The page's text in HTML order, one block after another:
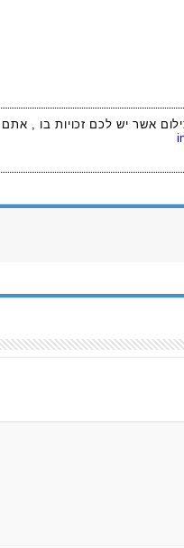
אשר יש לכם זכויות בו ,